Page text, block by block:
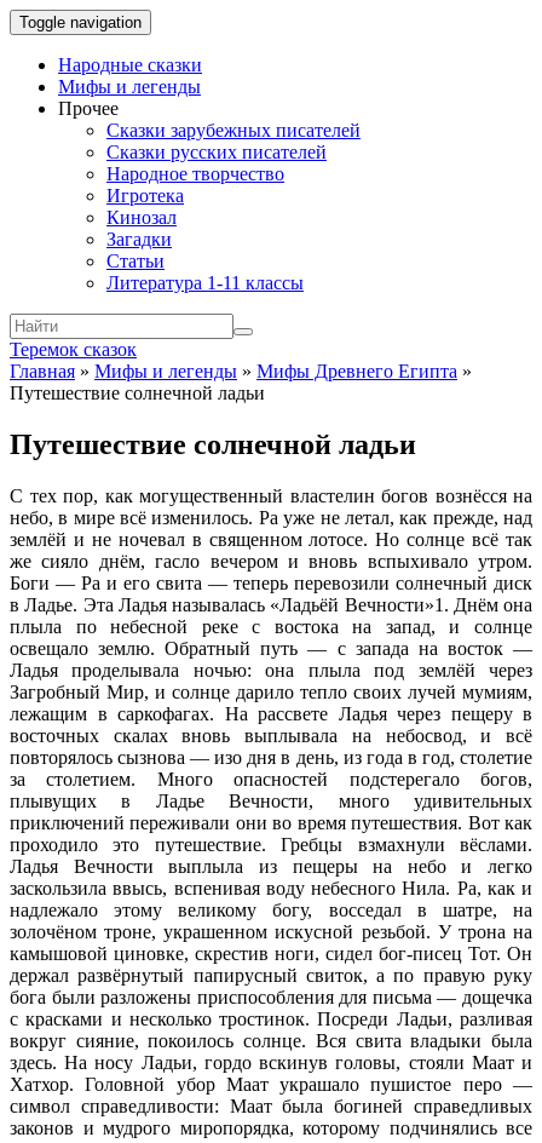
Toggle navigation
Народные сказки
Мифы и легенды
Прочее
Сказки зарубежных писателей
Сказки русских писателей
Народное творчество
Игротека
Кинозал
Загадки
Статьи
Литература 1-11 классы
Теремок сказок
Главная » Мифы и легенды » Мифы Древнего Египта »
Путешествие солнечной ладьи
Путешествие солнечной ладьи
С тех пор, как могущественный властелин богов вознёсся на
небо, в мире всё изменилось. Ра уже не летал, как прежде, над
землёй и не ночевал в священном лотосе. Но солнце всё так
же сияло днём, гасло вечером и вновь вспыхивало утром.
Боги — Ра и его свита — теперь перевозили солнечный диск
в Ладье. Эта Ладья называлась «Ладьёй Вечности»1. Днём она
плыла по небесной реке с востока на запад, и солнце
освещало землю. Обратный путь — с запада на восток —
Ладья проделывала ночью: она плыла под землёй через
Загробный Мир, и солнце дарило тепло своих лучей мумиям,
лежащим в саркофагах. На рассвете Ладья через пещеру в
восточных скалах вновь выплывала на небосвод, и всё
повторялось сызнова — изо дня в день, из года в год, столетие
за столетием. Много опасностей подстерегало богов,
плывущих в Ладье Вечности, много удивительных
приключений переживали они во время путешествия. Вот как
проходило это путешествие. Гребцы взмахнули вёслами.
Ладья Вечности выплыла из пещеры на небо и легко
заскользила ввысь, вспенивая воду небесного Нила. Ра, как и
надлежало этому великому богу, восседал в шатре, на
золочёном троне, украшенном искусной резьбой. У трона на
камышовой циновке, скрестив ноги, сидел бог-писец Тот. Он
держал развёрнутый папирусный свиток, а по правую руку
бога были разложены приспособления для письма — дощечка
с красками и несколько тростинок. Посреди Ладьи, разливая
вокруг сияние, покоилось солнце. Вся свита владыки была
здесь. На носу Ладьи, гордо вскинув головы, стояли Маат и
Хатхор. Головной убор Маат украшало пушистое перо —
символ справедливости: Маат была богиней справедливых
законов и мудрого миропорядка, которому подчинялись все